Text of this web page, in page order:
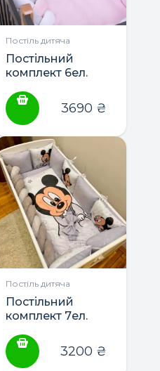
Постіль дитяча
Постільний
комплект 6ел.
Baby Veres3690 ₴
Постіль дитяча
Постільний
комплект 7ел.
3200 ₴